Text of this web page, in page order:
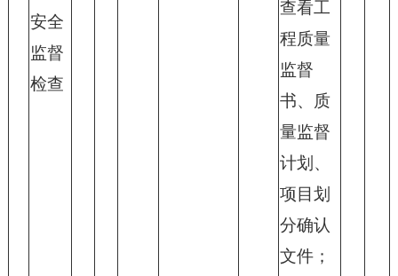
安全
监督
检查
查看工
程质量
监督
书、质
量监督
计划、
项目划
分确认
文件；